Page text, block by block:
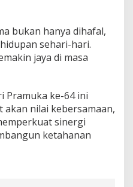
bukan hanya dihafal,
sehari-hari.
jaya di masa
Pramuka ke-64 ini
nilai kebersamaan,
sinergi
ketahanan